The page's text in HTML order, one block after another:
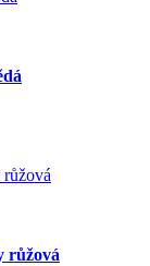
růžová